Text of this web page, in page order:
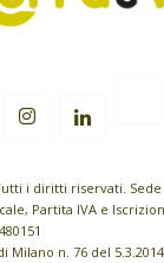
i diritti riservati. Sede
Partita IVA e
Milano n. 76 del